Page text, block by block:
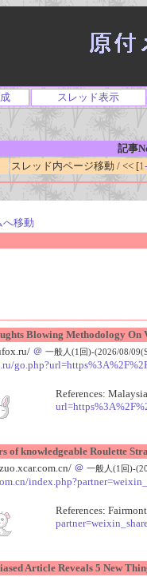
スレッド表示
記事
スレッド内ページ移動 / << [
へ移動
Blowing Methodology On
＠ 一般人(1回)-(2026/08/
References:
of knowledgeable Roulette
＠ 一般人(1回)-
References:
Article Reveals 5 New